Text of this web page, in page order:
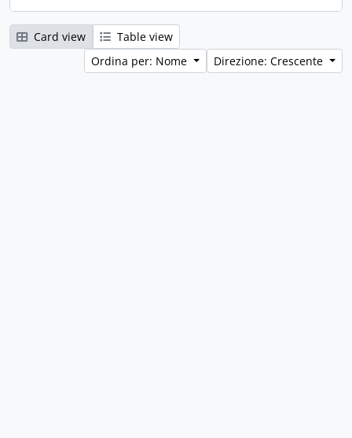
Card view
Table view
Ordina per: Nome
Direzione: Crescente